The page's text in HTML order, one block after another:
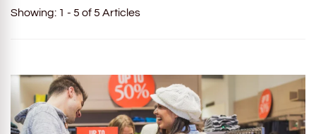
Showing: 1 - 5 of 5 Articles